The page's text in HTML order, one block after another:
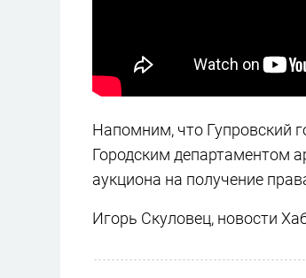
Напомним, что Гупровский
Городским департаментом
аукциона на получение
Игорь Скуловец, новости